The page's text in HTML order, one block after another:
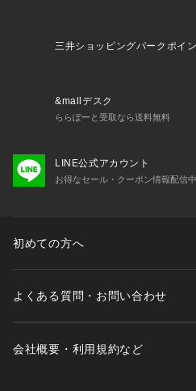
三井ショッピングパークポイン
&mallデスク
ららぽーと受取なら送料無料
LINE公式アカウント
お得なセール・クーポン情報配信中
初めての方へ
よくある質問・お問い合わせ
会社概要・利用規約など